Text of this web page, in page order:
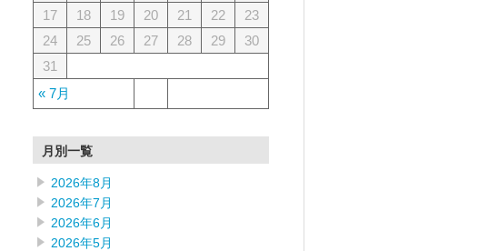
« 7月
17
18 19 20 21 22
23
24
25 26 27 28 29
30
31
月別一覧
2026年8月
2026年7月
2026年6月
2026年5月